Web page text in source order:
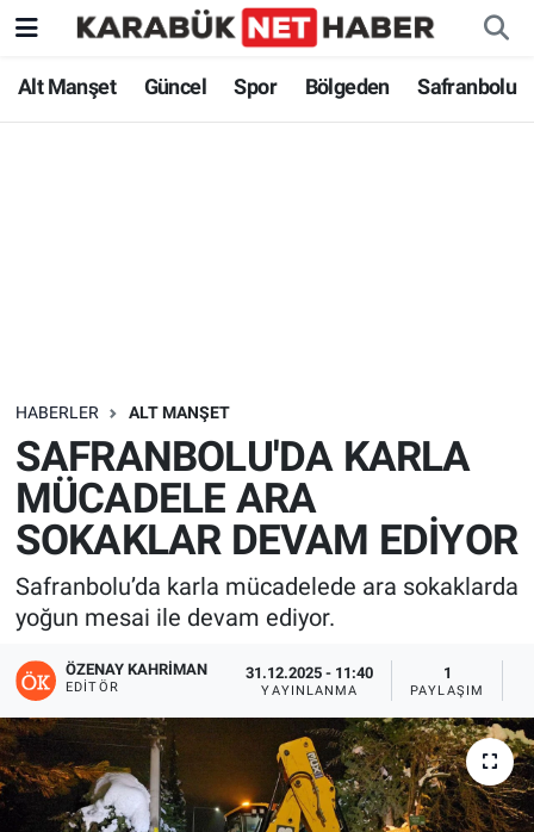
Alt Manşet Güncel Spor Bölgeden Safranbolu
HABERLER ALT MANŞET
SAFRANBOLU'DA KARLA
MÜCADELE ARA
SOKAKLAR DEVAM EDİYOR
Safranbolu’da karla mücadelede ara sokaklarda
yoğun mesai ile devam ediyor.
ÖZENAY KAHRIMAN
EDITÖR
31.12.2025 - 11:40
YAYINLANMA
1
PAYLAŞIM